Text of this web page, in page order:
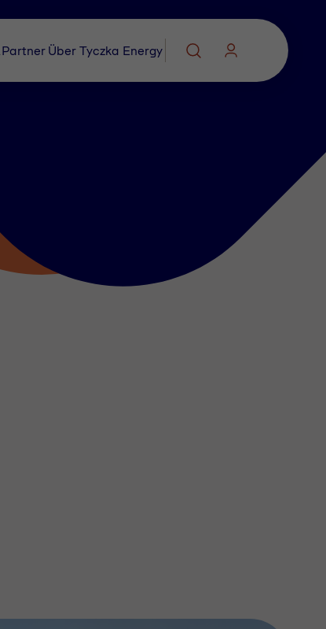
Partner Über Tyczka Energy